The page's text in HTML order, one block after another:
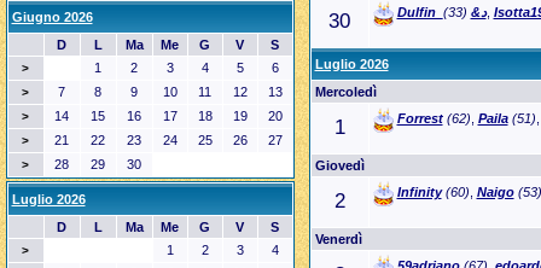
30 Dulfin_د& (33) ,
Luglio 2026
Mercoledì
1 Forrest(62), Paila(51)
Giovedì
2 Infinity(60), Naigo(53)
Venerdì
Giugno 2026
D
L Ma Me G V S
> 1 2 3 4 5 6
> 7 8 9 10 11 12 13
> 14 15 16 17 18 19 20
> 21 22 23 24 25 26 27
> 28 29 30
Luglio 2026
D
L Ma Me G V S
> 1 2 3 4